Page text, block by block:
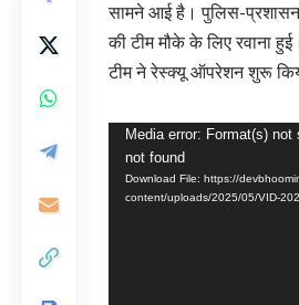
सामने आई है। पुलिस-
की टीम मौके के लिए रवाना
टीम ने रेस्क्यू ऑपरेशन शुरू
Video
Player
Media error: Format(s)
not found
Download File: https://
content/uploads/2025/05/VID-